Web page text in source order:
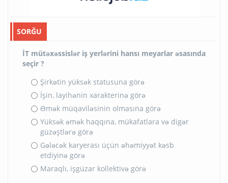
SORĞU
İT mütəxəssislər iş yerlərini hansı meyarlar əsasında
seçir ?
Şirkətin yüksək statusuna görə
İşin, layihənin xarakterinə görə
Əmək müqaviləsinin olmasına görə
Yüksək əmək haqqına, mükafatlara və digər
güzəştlərə görə
Gələcək karyerası üçün əhəmiyyət kəsb
etdiyinə görə
Maraqlı, işgüzar kollektivə görə